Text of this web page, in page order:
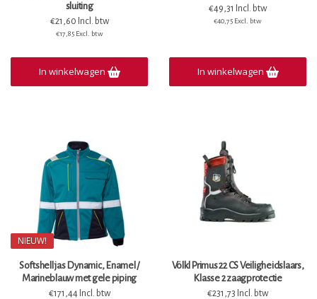
sluiting
€21,60 Incl. btw
€17,85 Excl. btw
In winkelwagen
€49,31 Incl. btw
€40,75 Excl. btw
In winkelwagen
NIEUW!
Softshell jas Dynamic, Enamel /
Marineblauw met gele piping
€171,44 Incl. btw
Völkl Primus 22 CS Veiligheidslaars,
Klasse 2 zaagprotectie
€231,73 Incl. btw